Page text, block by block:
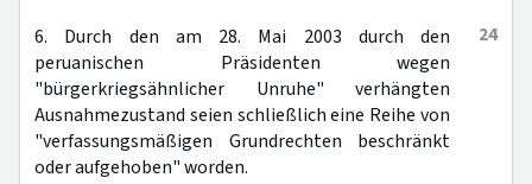
24
6. Durch den am 28. Mai 2003 durch den
peruanischen Präsidenten wegen
"bürgerkriegsähnlicher Unruhe" verhängten
Ausnahmezustand seien schließlich eine Reihe von
"verfassungsmäßigen Grundrechten beschränkt
oder aufgehoben" worden.